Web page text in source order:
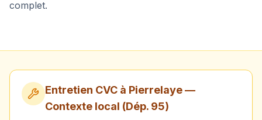
complet.
Entretien CVC à Pierrelaye—
Contexte local (Dép. 95)